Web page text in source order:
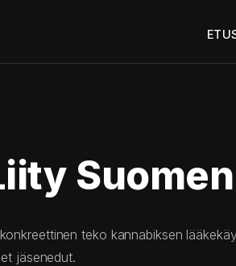
teko kannabiksen
jäsenedut.